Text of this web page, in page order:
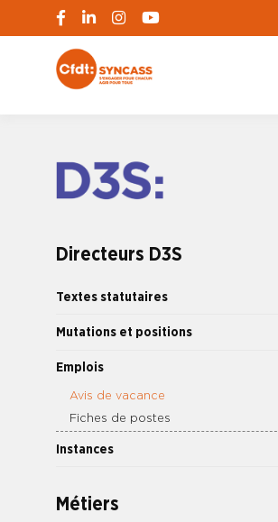
Directeurs D3S
Textes statutaires
Mutations et positions
Emplois
Avis de vacance
Fiches de postes
Instances
Métiers